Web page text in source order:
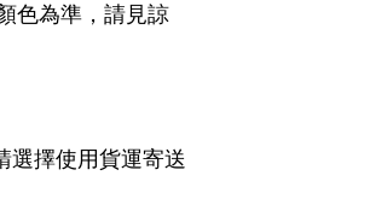
色為準，請見諒
選擇使用貨運寄送